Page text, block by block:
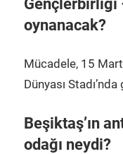
Gençlerbirliği
oynanacak?
Mücadele, 15
Dünyası
Beşiktaş’ın
odağı neydi?